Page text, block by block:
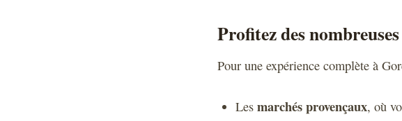
Profitez des
Pour une expérience complète à
Les marchés provençaux, où